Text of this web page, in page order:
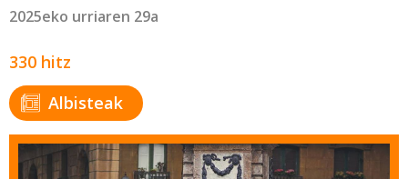
2025eko urriaren 29a
330 hitz
Albisteak